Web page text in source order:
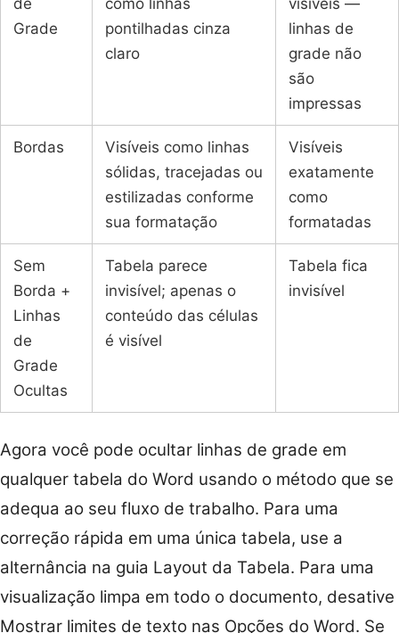
Grade
pontilhadas cinza
claro
linhas de
grade não
são
impressas
Bordas
Visíveis como linhas
sólidas, tracejadas ou
estilizadas conforme
sua formatação
Visíveis
exatamente
como
formatadas
Sem
Borda +
Linhas
de
Grade
Ocultas
Tabela parece
invisível; apenas o
conteúdo das células
é visível
Tabela fica
invisível
Agora você pode ocultar linhas de grade em
qualquer tabela do Word usando o método que se
adequa ao seu fluxo de trabalho. Para uma
correção rápida em uma única tabela, use a
alternância na guia Layout da Tabela. Para uma
visualização limpa em todo o documento, desative
Mostrar limites de texto nas Opções do Word. Se